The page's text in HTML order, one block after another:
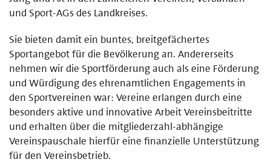
und Sport-AGs des Landkreises.
Sie bieten damit ein buntes, breitgefächertes
Sportangebot für die Bevölkerung an. Andererseits
nehmen wir die Sportförderung auch als eine Förderung
und Würdigung des ehrenamtlichen Engagements in
den Sportvereinen war: Vereine erlangen durch eine
besonders aktive und innovative Arbeit Vereinsbeitritte
und erhalten über die mitgliederzahl-abhängige
Vereinspauschale hierfür eine finanzielle Unterstützung
für den Vereinsbetrieb.